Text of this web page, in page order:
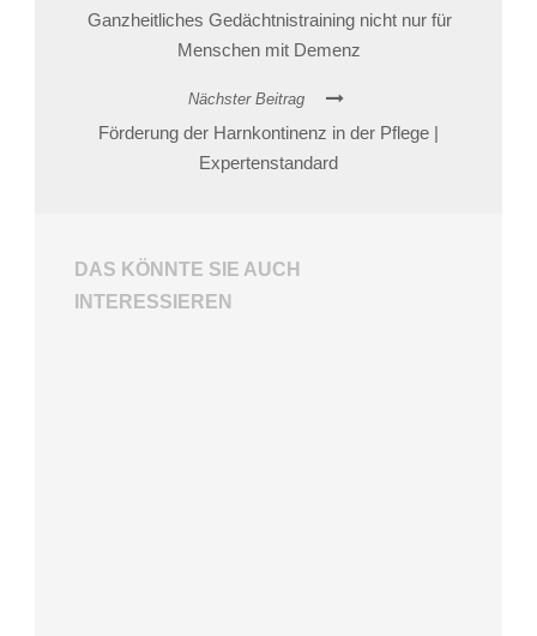
Ganzheitliches Gedächtnistraining nicht nur für
Menschen mit Demenz
Nächster Beitrag
Förderung der Harnkontinenz in der Pflege |
Expertenstandard
DAS KÖNNTE SIE AUCH
INTERESSIEREN